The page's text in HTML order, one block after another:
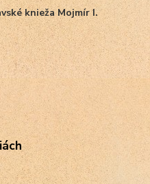
knieža Mojmír I.